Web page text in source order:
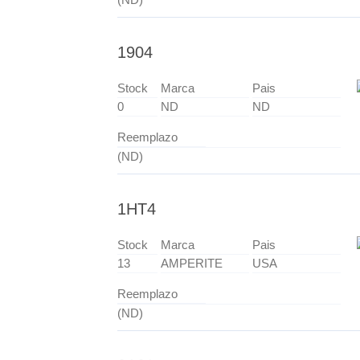
1904
Stock Marca
Pais
0
ND ND
Reemplazo
(ND)
1HT4
Stock Marca
Pais
13
AMPERITE USA
Reemplazo
(ND)